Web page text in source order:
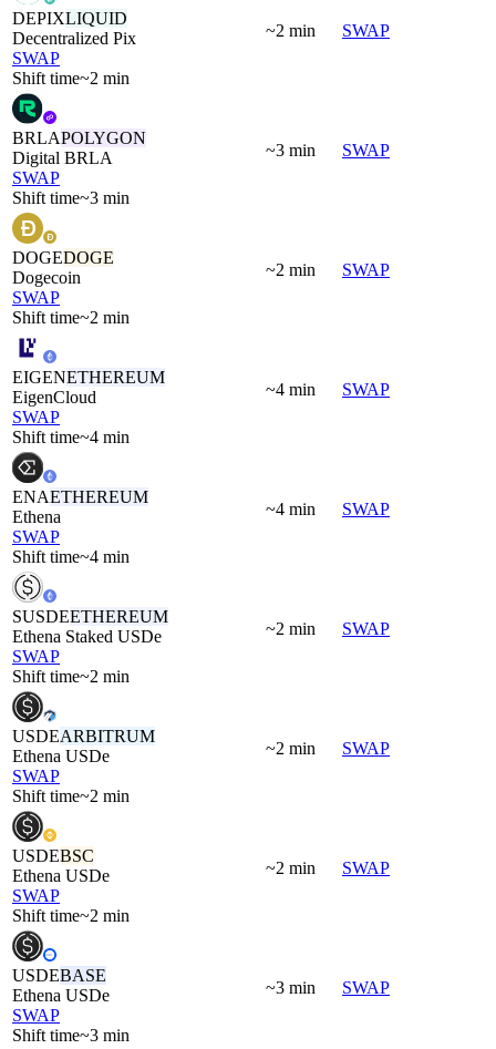
DEPIXLIQUID
Decentralized Pix
SWAP
Shift time~2 min
~2 min SWAP
BRLAPOLYGON
Digital BRLA
SWAP
Shift time~3 min
~3 min SWAP
DOGEDOGE
Dogecoin
SWAP
Shift time~2 min
~2 min SWAP
EIGENETHEREUM
EigenCloud
SWAP
Shift time~4 min
~4 min SWAP
ENAETHEREUM
Ethena
SWAP
Shift time~4 min
~4 min SWAP
SUSDEETHEREUM
Ethena Staked USDe
SWAP
Shift time~2 min
~2 min SWAP
USDEARBITRUM
Ethena USDe
SWAP
Shift time~2 min
~2 min SWAP
USDEBSC
Ethena USDe
SWAP
Shift time~2 min
~2 min SWAP
USDEBASE
Ethena USDe
SWAP
Shift time~3 min
~3 min SWAP